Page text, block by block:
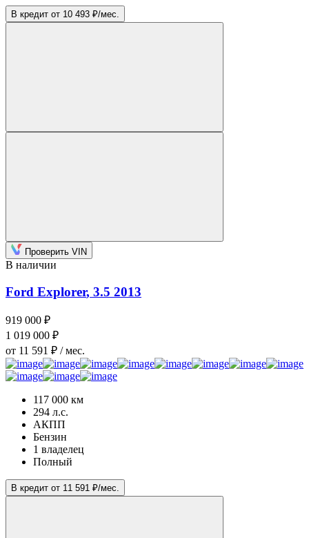
В кредит от 10 493 ₽/мес.
Проверить VIN
В наличии
Ford Explorer, 3.5 2013
919 000 ₽
1 019 000 ₽
от 11 591 ₽ / мес.
117 000 км
294 л.с.
АКПП
Бензин
1 владелец
Полный
В кредит от 11 591 ₽/мес.